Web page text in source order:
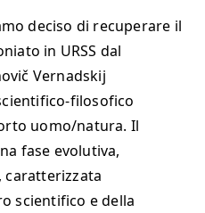
deciso di recuperare il
in URSS dal
Vernadskij
filosofico
uomo/natura. Il
fase evolutiva,
caratterizzata
scientifico e della